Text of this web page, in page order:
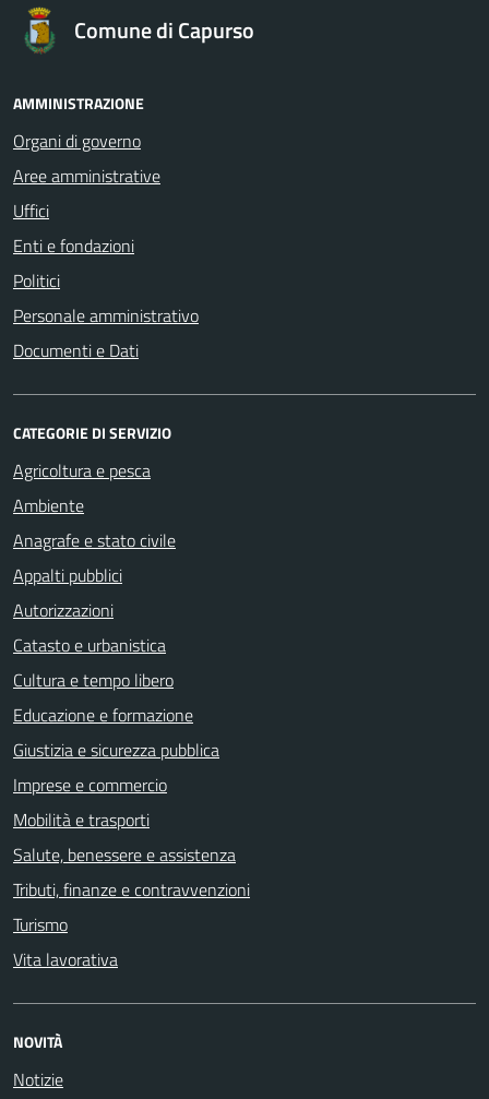
Comune di Capurso
AMMINISTRAZIONE
Organi di governo
Aree amministrative
Uffici
Enti e fondazioni
Politici
Personale amministrativo
Documenti e Dati
CATEGORIE DI SERVIZIO
Agricoltura e pesca
Ambiente
Anagrafe e stato civile
Appalti pubblici
Autorizzazioni
Catasto e urbanistica
Cultura e tempo libero
Educazione e formazione
Giustizia e sicurezza pubblica
Imprese e commercio
Mobilità e trasporti
Salute, benessere e assistenza
Tributi, finanze e contravvenzioni
Turismo
Vita lavorativa
NOVITÀ
Notizie